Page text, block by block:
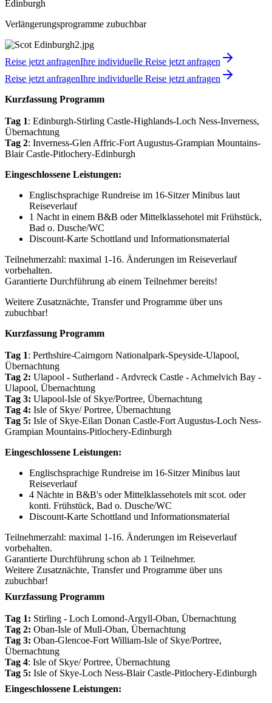
Edinburgh
Verlängerungsprogramme zubuchbar
Reise jetzt anfragenIhre individuelle Reise jetzt anfragen
Reise jetzt anfragenIhre individuelle Reise jetzt anfragen
Kurzfassung Programm
Tag 1: Edinburgh-Stirling Castle-Highlands-Loch Ness-Inverness,
Übernachtung
Tag 2: Inverness-Glen Affric-Fort Augustus-Grampian Mountains-
Blair Castle-Pitlochery-Edinburgh
Eingeschlossene Leistungen:
Englischsprachige Rundreise im 16-Sitzer Minibus laut
Reiseverlauf
1 Nacht in einem B&B oder Mittelklassehotel mit Frühstück,
Bad o. Dusche/WC
Discount-Karte Schottland und Informationsmaterial
Teilnehmerzahl: maximal 1-16. Änderungen im Reiseverlauf
vorbehalten.
Garantierte Durchführung ab einem Teilnehmer bereits!
Weitere Zusatznächte, Transfer und Programme über uns
zubuchbar!
Kurzfassung Programm
Tag 1: Perthshire-Cairngorn Nationalpark-Speyside-Ulapool,
Übernachtung
Tag 2: Ulapool - Sutherland - Ardvreck Castle - Achmelvich Bay -
Ulapool, Übernachtung
Tag 3: Ulapool-Isle of Skye/Portree, Übernachtung
Tag 4: Isle of Skye/ Portree, Übernachtung
Tag 5: Isle of Skye-Eilan Donan Castle-Fort Augustus-Loch Ness-
Grampian Mountains-Pitlochery-Edinburgh
Eingeschlossene Leistungen:
Englischsprachige Rundreise im 16-Sitzer Minibus laut
Reiseverlauf
4 Nächte in B&B's oder Mittelklassehotels mit scot. oder
konti. Frühstück, Bad o. Dusche/WC
Discount-Karte Schottland und Informationsmaterial
Teilnehmerzahl: maximal 1-16. Änderungen im Reiseverlauf
vorbehalten.
Garantierte Durchführung schon ab 1 Teilnehmer.
Weitere Zusatznächte, Transfer und Programme über uns
zubuchbar!
Kurzfassung Programm
Tag 1: Stirling - Loch Lomond-Argyll-Oban, Übernachtung
Tag 2: Oban-Isle of Mull-Oban, Übernachtung
Tag 3: Oban-Glencoe-Fort William-Isle of Skye/Portree,
Übernachtung
Tag 4: Isle of Skye/ Portree, Übernachtung
Tag 5: Isle of Skye-Loch Ness-Blair Castle-Pitlochery-Edinburgh
Eingeschlossene Leistungen: